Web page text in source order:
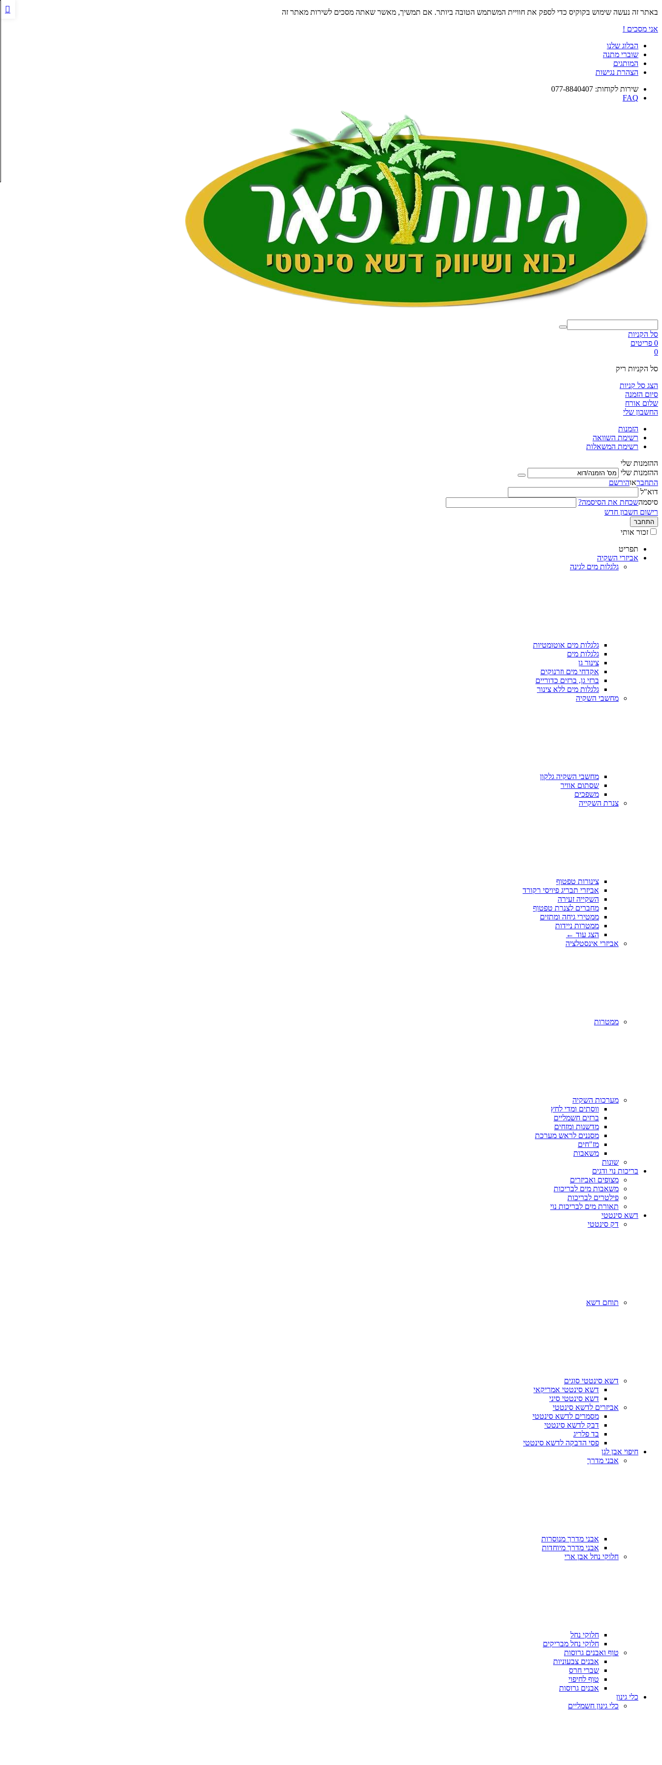
באתר זה נעשה שימוש בקוקיס כדי לספק את חוויית המשתמש הטובה ביותר. אם תמשיך, מאשר שאתה מסכים לשירות מאתר זה
אני מסכים !
הבלוג שלנו
שוברי מתנה
המותגים
הצהרת נגישות
שירות לקוחות: 077-8840407
FAQ
סל הקניות
0 פריטים
0
סל הקניות ריק
הצג סל קניות
סיום הזמנה
שלום אורח
החשבון שלי
הזמנות
רשימת השוואה
רשימת המשאלות
ההזמנות שלי
ההזמנות שלי
התחבראוהירשם
דוא"ל
סיסמהשכחת את הסיסמה?
רישום חשבון חדש
התחבר
זכור אותי
תפריט
אביזרי השקיה
גלגלות מים לגינה
גלגלות מים אוטומטיות
גלגלות מים
צינור גן
אקדחי מים וזרנוקים
ברזי גן, ברזים כדוריים
גלגלות מים ללא צינור
מחשבי השקיה
מחשבי השקיה גלקון
שסתום אוויר
משפכים
צנרת השקייה
צינורות טפטוף
אביזרי תבריג פיויסי רקורד
השקייה זעירה
מחברים לצנרת טפטוף
ממטירי גיחה ומתזים
ממטרות ניידות
הצג עוד ←
אביזרי אינסטלציה
ממטרות
מערכות השקיה
ווסתים ומדי לחץ
ברזים חשמליים
מדשנות ומזחים
מסננים לראש מערכת
מז"חים
משאבות
שונות
בריכות נוי ודגים
מצופים ואביזרים
משאבות מים לבריכות
פילטרים לבריכות
תאורת מים לבריכות נוי
דשא סינטטי
דק סינטטי
תוחם דשא
דשא סינטטי סוגים
דשא סינטטי אמריקאי
דשא סינטטי סיני
אביזרים לדשא סינטטי
מסמרים לדשא סינטטי
דבק לדשא סינטטי
בד פלריג
פסי הדבקה לדשא סינטטי
חיפוי אבן לגן
אבני מדרך
אבני מדרך מנוסרות
אבני מדרך מיוחדות
חלוקי נחל אבן ארי
חלוקי נחל
חלוקי נחל מבריקים
טוף ואבנים גרוסות
אבנים צבעוניות
שברי חרס
טוף לחיפוי
אבנים גרוסות
כלי גינון
כלי גינון חשמליים